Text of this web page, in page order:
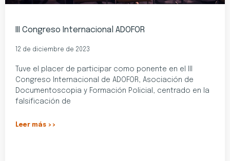
III Congreso Internacional ADOFOR
12 de diciembre de 2023
Tuve el placer de participar como ponente en el III
Congreso Internacional de ADOFOR, Asociación de
Documentoscopia y Formación Policial, centrado en la
falsificación de
Leer más >>